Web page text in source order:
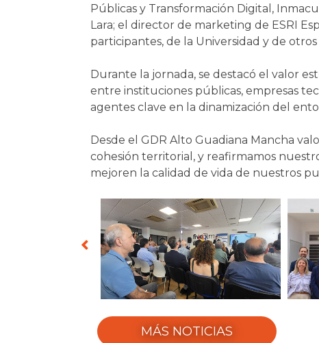
Públicas y Transformación Digital,
Lara; el director de marketing de ESRI
participantes, de la Universidad y de
Durante la jornada, se destacó el valor
entre instituciones públicas, empresas
agentes clave en la dinamización del
Desde el GDR Alto Guadiana Mancha
cohesión territorial, y reafirmamos
mejoren la calidad de vida de nuestros
MÁS NOTICIAS